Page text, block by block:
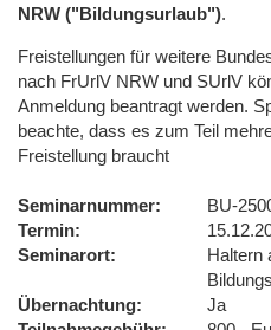
NRW ("Bildungsurlaub").
Freistellungen für weitere
nach FrUrlV NRW und SUrlV
Anmeldung beantragt werden.
beachte, dass es zum Teil
Freistellung braucht
Seminarnummer
BU-
Termin
Seminarort
Haltern
Übernachtung
Ja